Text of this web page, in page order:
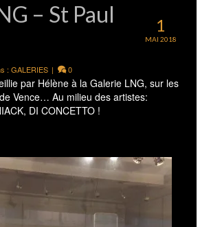
1
MAI 2018
– St Paul
: GALERIES | 0
par Hélène à la Galerie LNG, sur les
Vence… Au milieu des artistes:
DI CONCETTO !